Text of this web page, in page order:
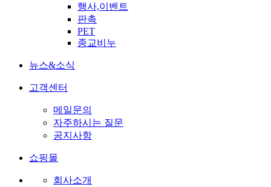
행사,이벤트
판촉
PET
종교비누
뉴스&소식
고객센터
메일문의
자주하시는 질문
공지사항
쇼핑몰
회사소개